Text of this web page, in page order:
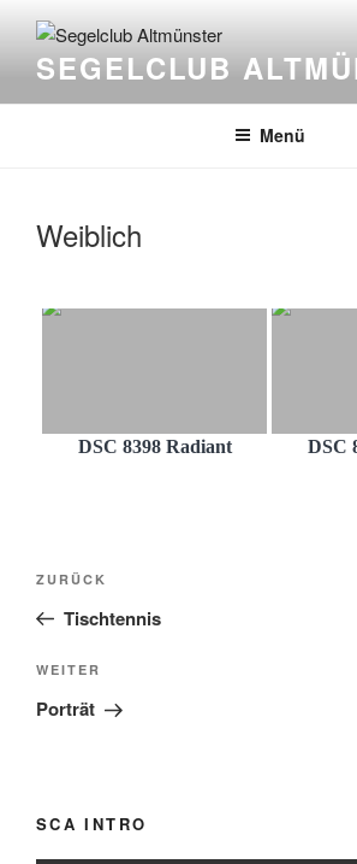
Inhalt
springenSEGELCLUB
Menü
Weiblich
DSC 8398 Radiant DSC
Beitragsnavigation
Vorheriger
Beitrag
ZURÜCK
Tischtennis
Nächster
Beitrag
WEITER
Porträt
SCA INTRO